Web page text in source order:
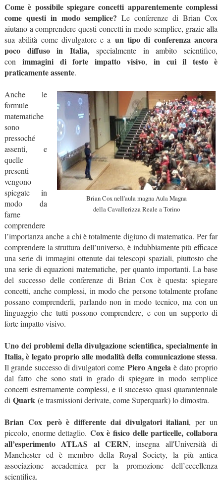
Come è possibile spiegare concetti apparentemente complessi
come questi in modo semplice? Le conferenze di Brian Cox
aiutano a comprendere questi concetti in modo semplice, grazie alla
sua abilità come divulgatore e a un tipo di conferenza ancora
poco diffuso in Italia,specialmente in ambito scientifico,
conimmagini di forte impatto visivo,in cui il testo è
praticamente assente.
Brian Cox nell'aula magna Aula Magna
della Cavallerizza Reale a Torino
Anche le
formule
matematiche
sono
pressoché
assenti, e
quelle
presenti
vengono
spiegate in
modo da
farne
comprendere
l’importanza anche a chi è totalmente digiuno di matematica. Per far
comprendere la struttura dell’universo, è indubbiamente più efficace
una serie di immagini ottenute dai telescopi spaziali, piuttosto che
una serie di equazioni matematiche, per quanto importanti. La base
del successo delle conferenze di Brian Cox è questa: spiegare
concetti, anche complessi, in modo che persone totalmente profane
possano comprenderli, parlando non in modo tecnico, ma con un
linguaggio che tutti possono comprendere, e con un supporto di
forte impatto visivo.
Uno dei problemi della divulgazione scientifica, specialmente in
Italia, è legato proprio alle modalità della comunicazione stessa.
Il grande successo di divulgatori come Piero Angela è dato proprio
dal fatto che sono stati in grado di spiegare in modo semplice
concetti estremamente complessi, e il successo quasi quarantennale
di Quark (e trasmissioni derivate, come Superquark) lo dimostra.
Brian Cox però è differente dai divulgatori italiani, per un
piccolo, enorme dettaglio. Cox è fisico delle particelle, collabora
all’esperimento ATLAS al CERN, insegna all'Università di
Manchester ed è membro della Royal Society, la più antica
associazione accademica per la promozione dell’eccellenza
scientifica.